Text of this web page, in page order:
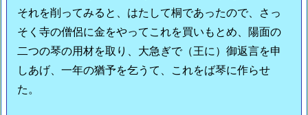
それを削ってみると、はたして桐であったので、さっ
そく寺の僧侶に金をやってこれを買いもとめ、陽面の
二つの琴の用材を取り、大急ぎで（王に）御返言を申
しあげ、一年の猶予を乞うて、これをば琴に作らせ
た。